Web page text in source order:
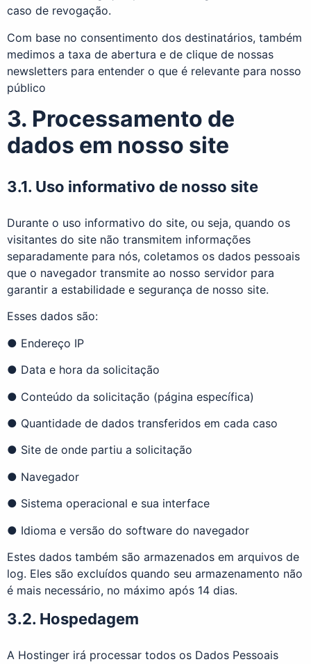
caso de revogação.
Com base no consentimento dos destinatários, também
medimos a taxa de abertura e de clique de nossas
newsletters para entender o que é relevante para nosso
público
3. Processamento de
dados em nosso site
3.1. Uso informativo de nosso site
Durante o uso informativo do site, ou seja, quando os
visitantes do site não transmitem informações
separadamente para nós, coletamos os dados pessoais
que o navegador transmite ao nosso servidor para
garantir a estabilidade e segurança de nosso site.
Esses dados são:
● Endereço IP
● Data e hora da solicitação
● Conteúdo da solicitação (página específica)
● Quantidade de dados transferidos em cada caso
● Site de onde partiu a solicitação
● Navegador
● Sistema operacional e sua interface
● Idioma e versão do software do navegador
Estes dados também são armazenados em arquivos de
log. Eles são excluídos quando seu armazenamento não
é mais necessário, no máximo após 14 dias.
3.2. Hospedagem
A Hostinger irá processar todos os Dados Pessoais